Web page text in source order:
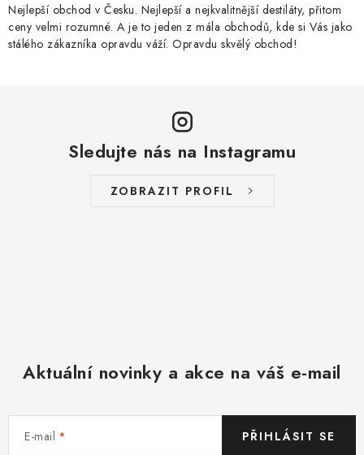
Nejlepší obchod v Česku. Nejlepší a nejkvalitnější destiláty, přitom
ceny velmi rozumné. A je to jeden z mála obchodů, kde si Vás jako
stálého zákazníka opravdu váží. Opravdu skvělý obchod!
Sledujte nás na Instagramu
ZOBRAZIT PROFIL
Aktuální novinky a akce na váš e-mail
E-mail PŘIHLÁSIT SE